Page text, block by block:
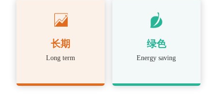
长期
Long term
绿色
Energy saving